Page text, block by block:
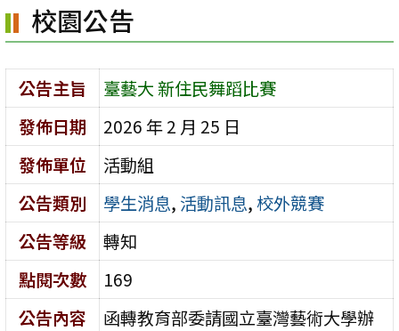
容
區
校園公告
公告主旨
臺藝大 新住民舞蹈比賽
發佈日期
2026 年 2 月 25 日
發佈單位
活動組
公告類別
學生消息, 活動訊息,校外競賽
公告等級
轉知
點閱次數
169
公告內容
函轉教育部委請國立臺灣藝術大學辦